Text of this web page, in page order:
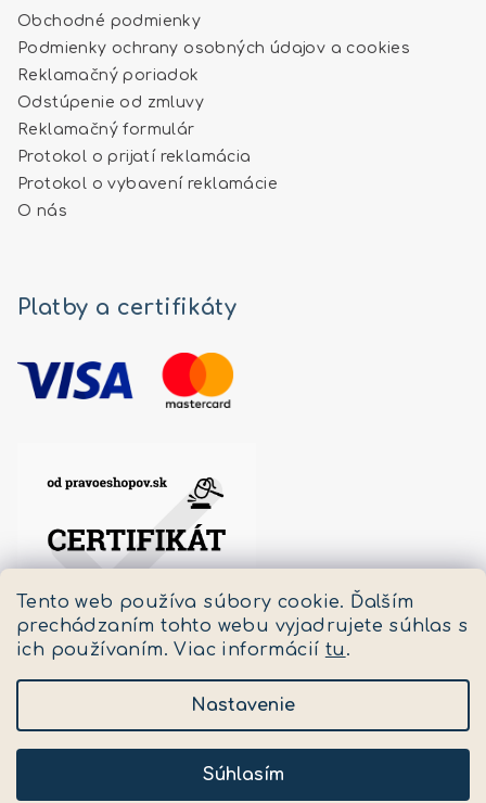
Tento web používa súbory cookie. Ďalším
prechádzaním tohto webu vyjadrujete súhlas s
ich používaním. Viac informácií tu .
Nastavenie
Súhlasím
Obchodné podmienky
Podmienky ochrany osobných údajov a cookies
Reklamačný poriadok
Odstúpenie od zmluvy
Reklamačný formulár
Protokol o prijatí reklamácia
Protokol o vybavení reklamácie
O nás
Platby a certifikáty
Copyright 2026Pastello. Všetky práva vyhradené.
Upraviť nastavenie cookies